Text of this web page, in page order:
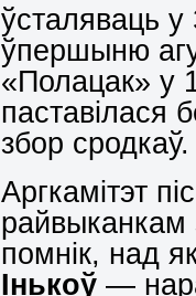
ўсталяваць
ўпершыню
«Полацак» у
паставілася
збор сродкаў.
Аргкамітэт
райвыканкам
помнік, над
Інькоў—